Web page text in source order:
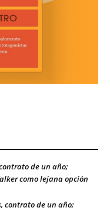
de un año;
como lejana opción
contrato de un año;